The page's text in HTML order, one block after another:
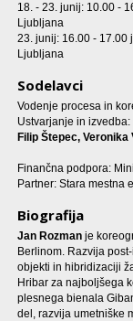
18. - 23. junij: 10.00 -
Ljubljana
23. junij: 16.00 - 17.00
Ljubljana
Sodelavci
Vodenje procesa in
Ustvarjanje in izvedba:
Filip Štepec, Veronika
Finančna podpora:
Partner: Stara mestna
Biografija
Jan Rozmanje
Berlinom. Razvija
objekti in hibridizaciji
Hribar za najboljšega
plesnega bienala
del, razvija umetniške